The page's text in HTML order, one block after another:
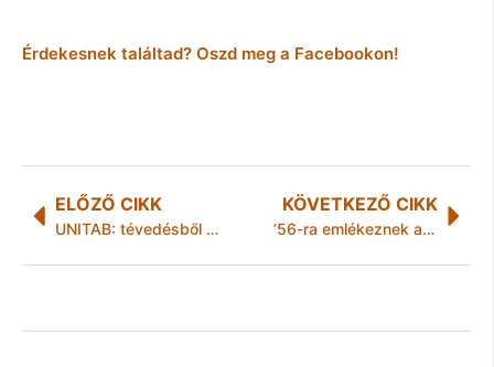
Érdekesnek találtad? Oszd meg a Facebookon!
ELŐZŐ CIKK
UNITAB: tévedésből ne szüntessenek meg magyar és európai munkahelyeket!
KÖVETKEZŐ CIKK
’56-ra emlékeznek a Miskolci Egyetemen